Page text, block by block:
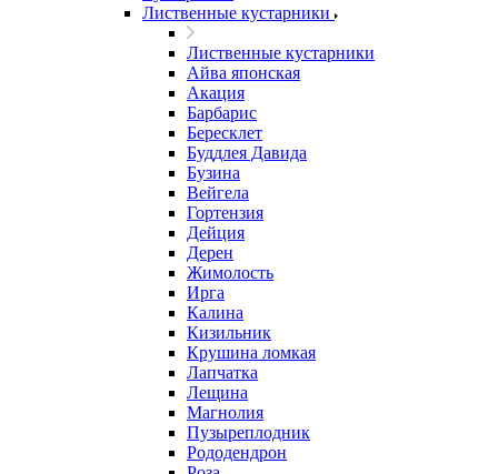
Лиственные кустарники
Лиственные кустарники
Айва японская
Акация
Барбарис
Бересклет
Буддлея Давида
Бузина
Вейгела
Гортензия
Дейция
Дерен
Жимолость
Ирга
Калина
Кизильник
Крушина ломкая
Лапчатка
Лещина
Магнолия
Пузыреплодник
Рододендрон